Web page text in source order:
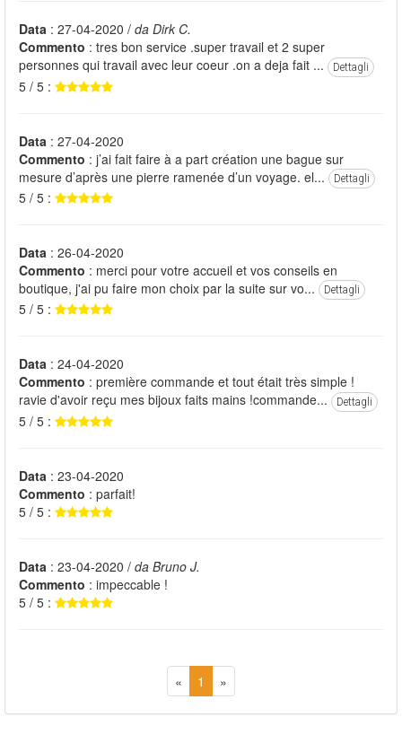
Data : 27-04-2020 / da Dirk C.
Commento : tres bon service .super travail et 2 super
personnes qui travail avec leur coeur .on a deja fait ...
Dettagli
5 / 5 :
Data : 27-04-2020
Commento : j’ai fait faire à a part création une bague sur
mesure d’après une pierre ramenée d’un voyage. el...
Dettagli
5 / 5 :
Data : 26-04-2020
Commento : merci pour votre accueil et vos conseils en
boutique, j'ai pu faire mon choix par la suite sur vo...
Dettagli
5 / 5 :
Data : 24-04-2020
Commento : première commande et tout était très simple !
ravie d'avoir reçu mes bijoux faits mains !commande...
Dettagli
5 / 5 :
Data : 23-04-2020
Commento : parfait!
5 / 5 :
Data : 23-04-2020 / da Bruno J.
Commento : impeccable !
5 / 5 :
« 1 »